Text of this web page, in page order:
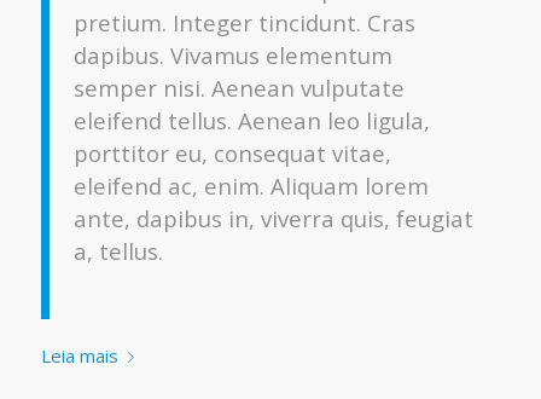
pretium. Integer tincidunt. Cras
dapibus. Vivamus elementum
semper nisi. Aenean vulputate
eleifend tellus. Aenean leo ligula,
porttitor eu, consequat vitae,
eleifend ac, enim. Aliquam lorem
ante, dapibus in, viverra quis, feugiat
a, tellus.
Leia mais